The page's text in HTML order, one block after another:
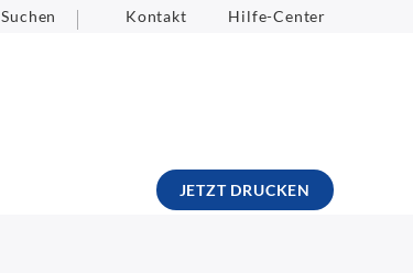
Suchen Kontakt Hilfe-Center
JETZT DRUCKEN